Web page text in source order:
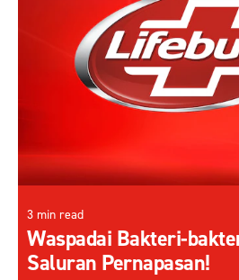
3 min read
Waspadai Bakteri-
Saluran Pernapasan!